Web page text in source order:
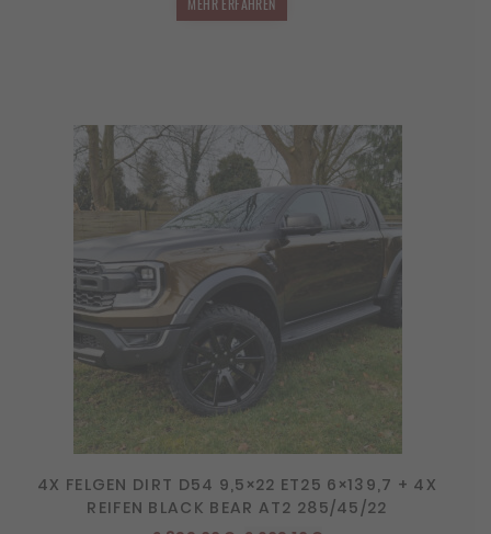
MEHR ERFAHREN
4X FELGEN DIRT D54 9,5×22 ET25 6×139,7 + 4X
REIFEN BLACK BEAR AT2 285/45/22